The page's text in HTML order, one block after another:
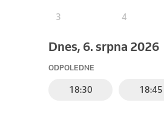
3 4
Dnes, 6. srpna 2026
ODPOLEDNE
18:30 18:45